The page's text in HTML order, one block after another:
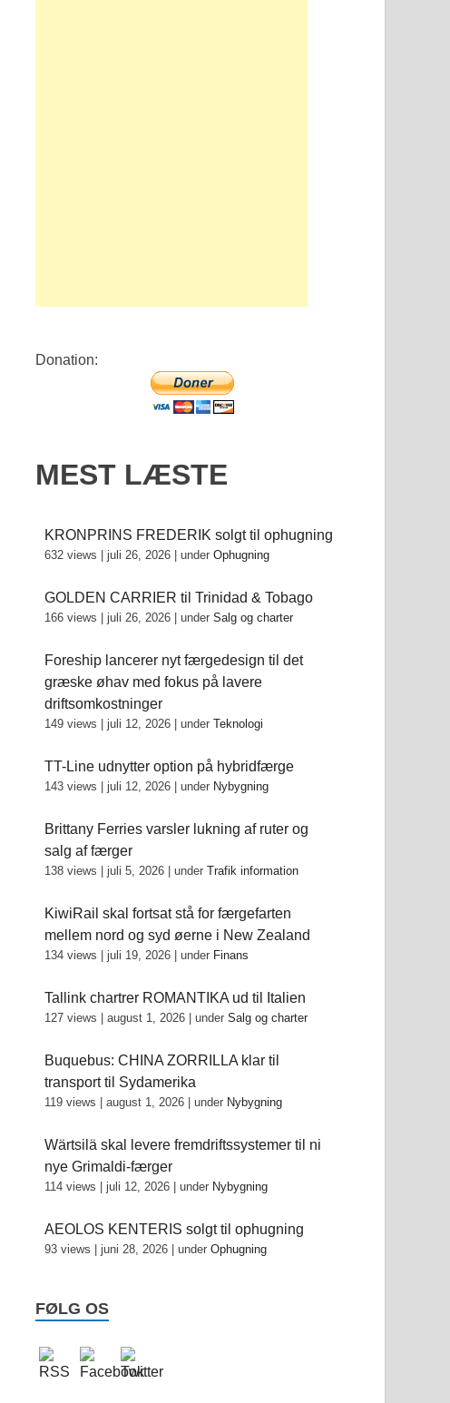
Donation:
MEST LÆSTE
KRONPRINS FREDERIK solgt til ophugning
632 views |juli 26, 2026 |underOphugning
GOLDEN CARRIER til Trinidad & Tobago
166 views |juli 26, 2026 |underSalg og charter
Foreship lancerer nyt færgedesign til det
græske øhav med fokus på lavere
driftsomkostninger
149 views |juli 12, 2026 |underTeknologi
TT-Line udnytter option på hybridfærge
143 views |juli 12, 2026 |under Nybygning
Brittany Ferries varsler lukning af ruter og
salg af færger
138 views |juli 5, 2026 |underTrafik information
KiwiRail skal fortsat stå for færgefarten
mellem nord og syd øerne i New Zealand
134 views |juli 19, 2026 |under Finans
Tallink chartrer ROMANTIKA ud til Italien
127 views |august 1, 2026 |underSalg og charter
Buquebus: CHINA ZORRILLA klar til
transport til Sydamerika
119 views |august 1, 2026 |under Nybygning
Wärtsilä skal levere fremdriftssystemer til ni
nye Grimaldi-færger
114 views |juli 12, 2026 |under Nybygning
AEOLOS KENTERIS solgt til ophugning
93 views |juni 28, 2026 |underOphugning
FØLG OS